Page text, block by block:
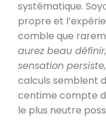
systématique.
propre et
comble que
aurez beau
sensation
calculs semblent
centime compte
le plus neutre